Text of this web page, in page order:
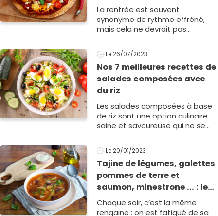
La rentrée est souvent
synonyme de rythme effréné,
mais cela ne devrait pas
expérience d'un dîner savoureux.
Voici une sélec1
Le 26/07/2023
Nos 7 meilleures recettes de
salades composées avec
du riz
Les salades composées à base
de riz sont une option culinaire
saine et savoureuse qui ne se
préparer, elles offrent une
explosion de saveur1
Le 20/01/2023
Tajine de légumes, galettes
pommes de terre et
saumon, minestrone ... : le
menu de la semaine du 23
au 27 janvier 2023
Chaque soir, c’est la même
rengaine : on est fatigué de sa